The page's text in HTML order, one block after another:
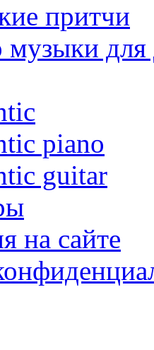
притчи
музыки
piano
guitar
на сайте